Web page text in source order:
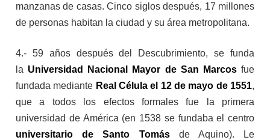
manzanas de casas. Cinco siglos después, 17 millones
de personas habitan la ciudad y su área metropolitana.
4.- 59 años después del Descubrimiento, se funda
la Universidad Nacional Mayor de San Marcosfue
fundada mediante Real Célula el 12 de mayo de 1551,
que a todos los efectos formales fue la primera
universidad de América (en 1538 se fundaba el centro
universitario de Santo Tomásde Aquino). Le